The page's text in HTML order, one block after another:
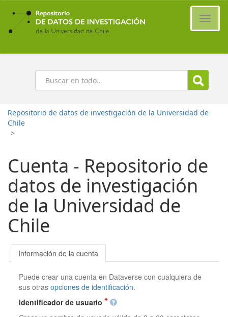
Ir
contenido
principal
Buscar
Repositorio de datos de investigación de la Universidad de
Chile
>
Cuenta - Repositorio de
datos de investigación
de la Universidad de
Chile
Información de la cuenta
Puede crear una cuenta en Dataverse con cualquiera de
sus otrasopciones de identificación.
Identificador de usuario